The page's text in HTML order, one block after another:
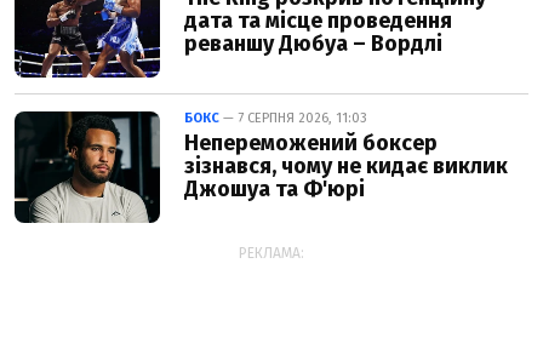
дата та місце проведення
реваншу Дюбуа – Вордлі
БОКС — 7 СЕРПНЯ 2026, 11:03
Непереможений боксер
зізнався, чому не кидає виклик
Джошуа та Ф'юрі
РЕКЛАМА: